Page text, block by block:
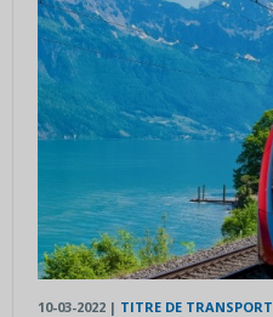
10-03-2022 | TITRE DE TRANSPORT